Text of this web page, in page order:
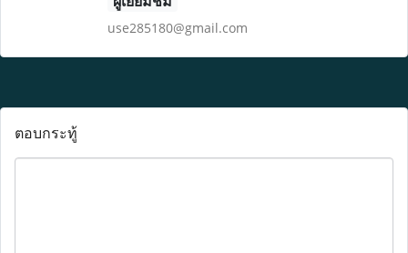
use285180@gmail.com
ตอบกระทู้